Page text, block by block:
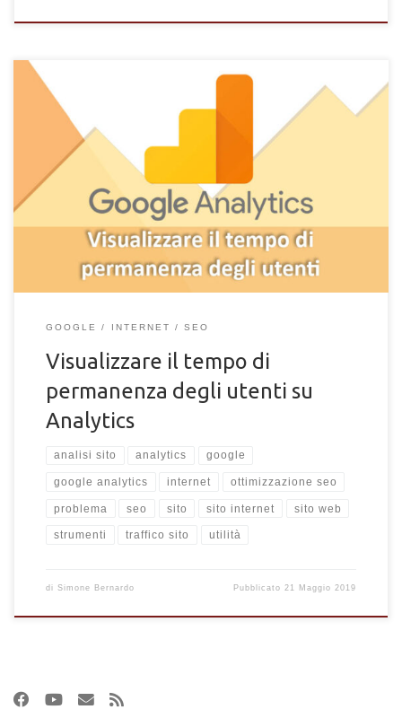
Scopri come poter visualizzare il tempo medio di permanenza
dei visitatori del tuo sito con Google Analytics e sfruttare i suoi
dati per l'ottimizzazione SEO.
GOOGLE INTERNET SEO
Visualizzare il tempo di
permanenza degli utenti su
Analytics
analisi sito analytics google
google analytics internet ottimizzazione seo
problema seo sito sito internet sito web
strumenti traffico sito utilità
di Simone Bernardo Pubblicato 21 Maggio 2019